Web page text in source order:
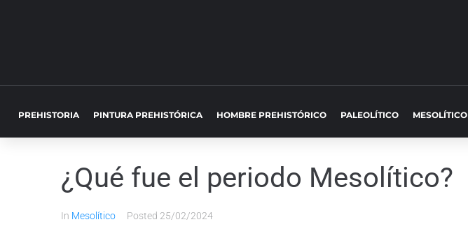
PREHISTORIA PINTURA PREHISTÓRICA HOMBRE PREHISTÓRICO PALEOLÍTICO MESOLÍTICO
¿Qué fue el periodo Mesolítico?
In Mesolítico Posted 25/02/2024